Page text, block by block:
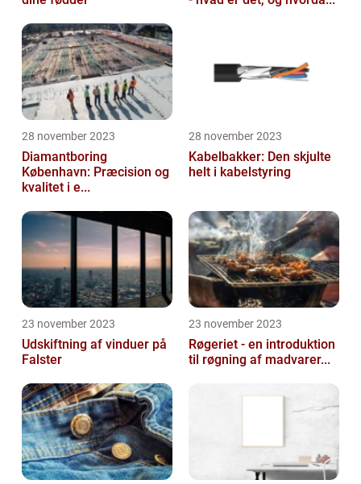
28 november 2023
Diamantboring
København: Præcision og
kvalitet i e...
28 november 2023
Kabelbakker: Den skjulte
helt i kabelstyring
23 november 2023
Udskiftning af vinduer på
Falster
23 november 2023
Røgeriet - en introduktion
til røgning af madvarer...